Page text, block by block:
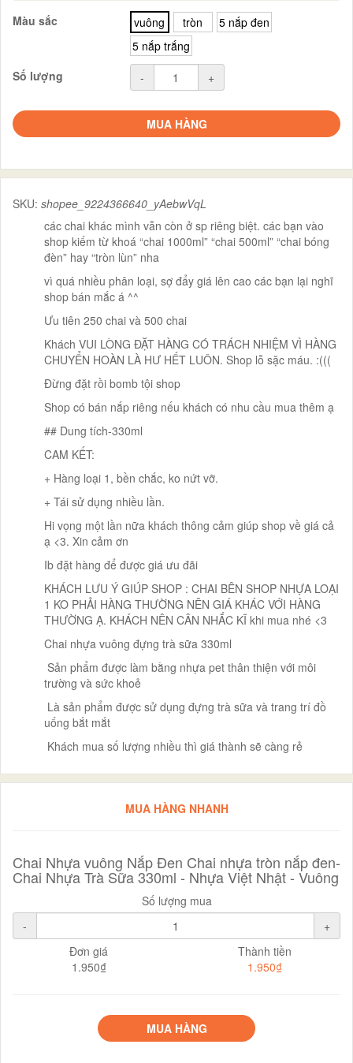
Màu sắc vuông tròn
5 nắp đen
5 nắp trắng
Số lượng
- +
MUA HÀNG
SKU: shopee_9224366640_yAebwVqL
các chai khác mình vẫn còn ở sp riêng biệt. các bạn vào
shop kiếm từ khoá “chai 1000ml” “chai 500ml” “chai bóng
đèn” hay “tròn lùn” nha
vì quá nhiều phân loại, sợ đẩy giá lên cao các bạn lại nghĩ
shop bán mắc á ^^
Ưu tiên 250 chai và 500 chai
Khách VUI LÒNG ĐẶT HÀNG CÓ TRÁCH NHIỆM VÌ HÀNG
CHUYỂN HOÀN LÀ HƯ HẾT LUÔN. Shop lỗ sặc máu. :(((
Đừng đặt rồi bomb tội shop
Shop có bán nắp riêng nếu khách có nhu cầu mua thêm ạ
## Dung tích-330ml
CAM KẾT:
+ Hàng loại 1, bền chắc, ko nứt vỡ.
+ Tái sử dụng nhiều lần.
Hi vọng một lần nữa khách thông cảm giúp shop về giá cả
ạ <3. Xin cảm ơn
Ib đặt hàng để được giá ưu đãi
KHÁCH LƯU Ý GIÚP SHOP : CHAI BÊN SHOP NHỰA LOẠI
1 KO PHẢI HÀNG THƯỜNG NÊN GIÁ KHÁC VỚI HÀNG
THƯỜNG Ạ. KHÁCH NÊN CÂN NHẮC KĨ khi mua nhé <3
Chai nhựa vuông đựng trà sữa 330ml
️ Sản phẩm được làm bằng nhựa pet thân thiện với môi
trường và sức khoẻ
️ Là sản phẩm được sử dụng đựng trà sữa và trang trí đồ
uống bắt mắt
️ Khách mua số lượng nhiều thì giá thành sẽ càng rẻ
MUA HÀNG NHANH
Chai Nhựa vuông Nắp Đen Chai nhựa tròn nắp đen-
Chai Nhựa Trà Sữa 330ml - Nhựa Việt Nhật - Vuông
Số lượng mua
-
+
Đơn giá
1.950₫
Thành tiền
1.950₫
MUA HÀNG